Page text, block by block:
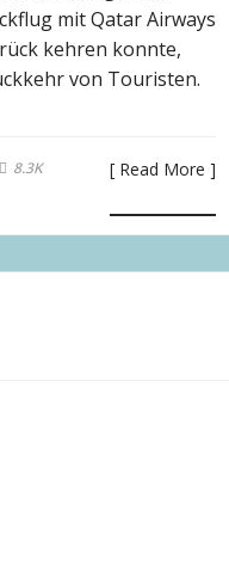
mit Qatar Airways
kehren konnte,
von Touristen.
8.3K [ Read More ]